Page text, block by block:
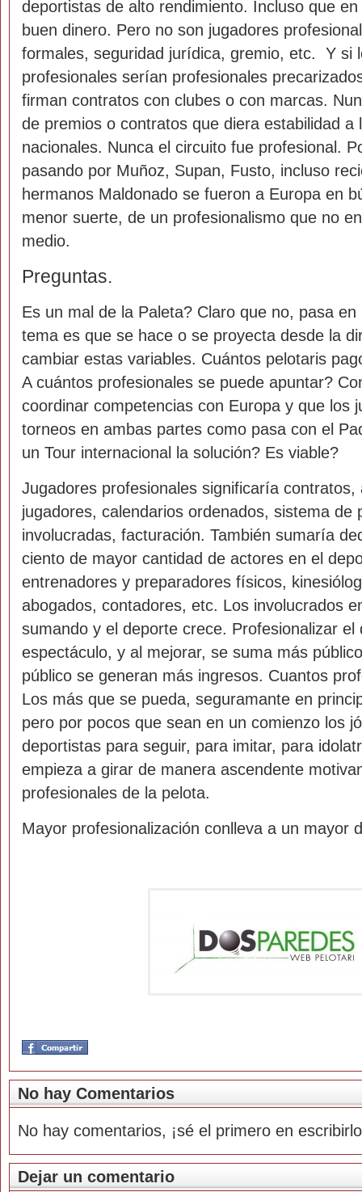
deportistas de alto rendimiento. Incluso que
buen dinero. Pero no son jugadores
formales, seguridad jurídica, gremio, etc. Y si
profesionales serían profesionales
firman contratos con clubes o con marcas.
de premios o contratos que diera estabilidad a
nacionales. Nunca el circuito fue profesional.
pasando por Muñoz, Supan, Fusto, incluso
hermanos Maldonado se fueron a Europa en
menor suerte, de un profesionalismo que no
medio.
Preguntas.
Es un mal de la Paleta? Claro que no, pasa
tema es que se hace o se proyecta desde la
cambiar estas variables. Cuántos pelotaris
A cuántos profesionales se puede apuntar?
coordinar competencias con Europa y que los
torneos en ambas partes como pasa con el
un Tour internacional la solución? Es viable?
Jugadores profesionales significaría contratos,
jugadores, calendarios ordenados, sistema de
involucradas, facturación. También sumaría
ciento de mayor cantidad de actores en el
entrenadores y preparadores físicos,
abogados, contadores, etc. Los involucrados
sumando y el deporte crece. Profesionalizar el
espectáculo, y al mejorar, se suma más
público se generan más ingresos. Cuantos
Los más que se pueda, seguramante en
pero por pocos que sean en un comienzo los
deportistas para seguir, para imitar, para
empieza a girar de manera ascendente
profesionales de la pelota.
Mayor profesionalización conlleva a un mayor
No hay Comentarios
No hay comentarios, ¡sé el primero en
Dejar un comentario